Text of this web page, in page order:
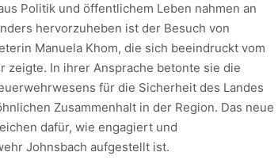
Politik und öffentlichem Leben nahmen an
hervorzuheben ist der Besuch von
Manuela Khom, die sich beeindruckt vom
zeigte. In ihrer Ansprache betonte sie die
für die Sicherheit des Landes
Zusammenhalt in der Region. Das neue
dafür, wie engagiert und
Johnsbach aufgestellt ist.